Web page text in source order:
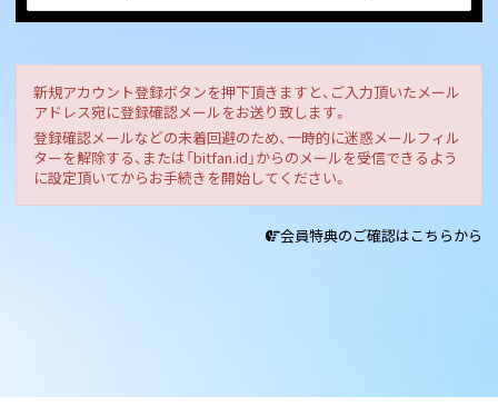
新規アカウント登録ボタンを押下頂きますと、ご入力頂いたメール
アドレス宛に登録確認メールをお送り致します。
登録確認メールなどの未着回避のため、一時的に迷惑メールフィル
ターを解除する、または「bitfan.id」からのメールを受信できるよう
に設定頂いてからお手続きを開始してください。
会員特典のご確認はこちらから